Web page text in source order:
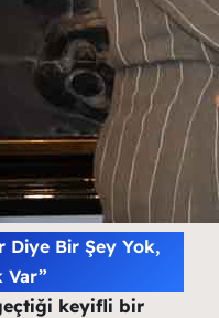
Diye Bir Şey Yok,
Var”
keyifli bir